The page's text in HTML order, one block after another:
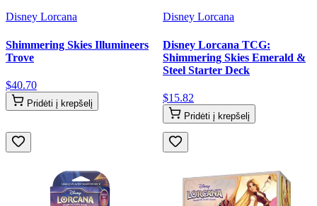
Disney Lorcana
Shimmering Skies Illumineers
Trove
$40.70
Pridėti į krepšelį
Disney Lorcana
Disney Lorcana TCG:
Shimmering Skies Emerald &
Steel Starter Deck
$15.82
Pridėti į krepšelį